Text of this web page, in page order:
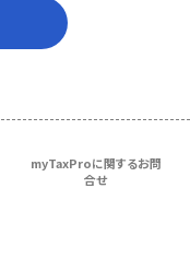
myTaxProに関するお問
合せ